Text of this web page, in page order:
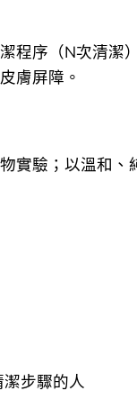
程序（N次清潔
膚屏障。
實驗；以溫和、
步驟的人